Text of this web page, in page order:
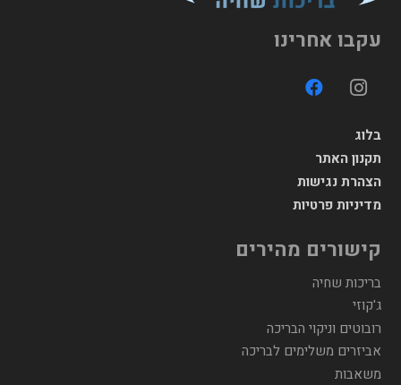
עקבו אחרינו
בלוג
תקנון האתר
הצהרת נגישות
מדיניות פרטיות
קישורים מהירים
בריכות שחיה
ג'קוזי
רובוטים וניקוי הבריכה
אביזרים משלימים לבריכה
משאבות